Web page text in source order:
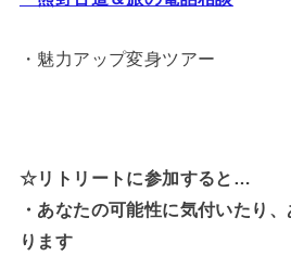
・魅力アップ変身ツアー
☆リトリートに参加すると…
・ あなたの可能性に気付いたり
ります